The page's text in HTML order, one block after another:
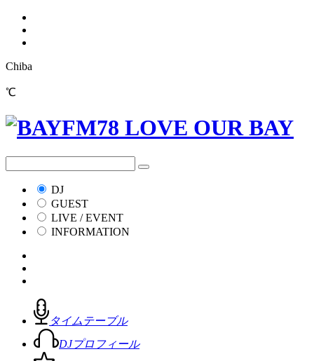
Chiba
℃
DJ
GUEST
LIVE / EVENT
INFORMATION
タイムテーブル
DJプロフィール